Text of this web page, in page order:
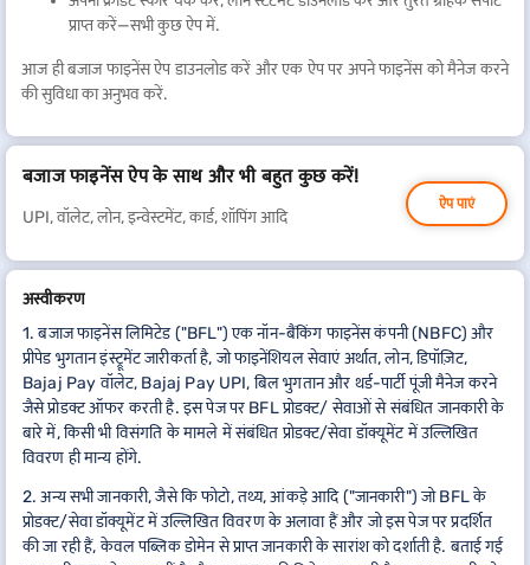
प्राप्त करें—सभी कुछ ऐप में.
आज ही बजाज फाइनेंस ऐप डाउनलोड करें और एक ऐप पर अपने फाइनेंस को मैनेज करने
की सुविधा का अनुभव करें.
बजाज फाइनेंस ऐप के साथ और भी बहुत कुछ करें!
UPI, वॉलेट, लोन, इन्वेस्टमेंट, कार्ड, शॉपिंग आदि
ऐप पाएं
अस्वीकरण
1. बजाज फाइनेंस लिमिटेड ("BFL") एक नॉन-बैंकिंग फाइनेंस कंपनी (NBFC) और
प्रीपेड भुगतान इंस्ट्रूमेंट जारीकर्ता है, जो फाइनेंशियल सेवाएं अर्थात, लोन, डिपॉज़िट,
Bajaj Pay वॉलेट, Bajaj Pay UPI, बिल भुगतान और थर्ड-पार्टी पूंजी मैनेज करने
जैसे प्रोडक्ट ऑफर करती है. इस पेज पर BFL प्रोडक्ट/ सेवाओं से संबंधित जानकारी के
बारे में, किसी भी विसंगति के मामले में संबंधित प्रोडक्ट/सेवा डॉक्यूमेंट में उल्लिखित
विवरण ही मान्य होंगे.
2. अन्य सभी जानकारी, जैसे कि फोटो, तथ्य, आंकड़े आदि ("जानकारी") जो BFL के
प्रोडक्ट/सेवा डॉक्यूमेंट में उल्लिखित विवरण के अलावा हैं और जो इस पेज पर प्रदर्शित
की जा रही हैं, केवल पब्लिक डोमेन से प्राप्त जानकारी के सारांश को दर्शाती है. बताई गई